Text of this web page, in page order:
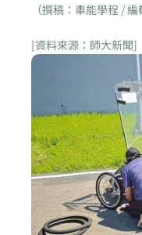
（撰稿：車能學程 /
[資料來源：師大新聞]